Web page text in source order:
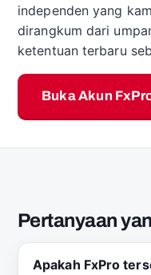
independen yang
dirangkum dari
ketentuan terbaru
Buka Akun
Pertanyaan
Apakah FxPro